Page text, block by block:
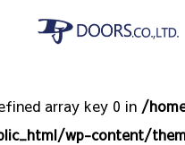
array key 0 in /
wp-content/